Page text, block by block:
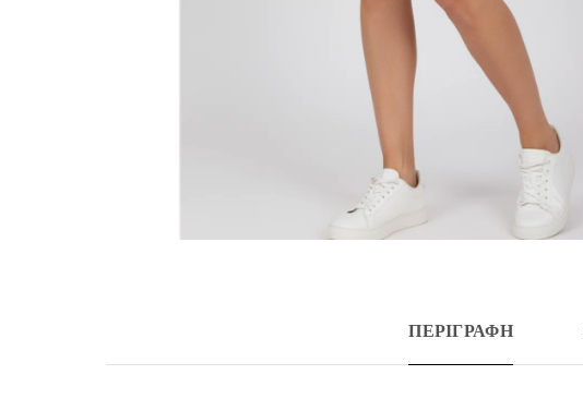
ΠΕΡΙΓΡΑΦΉ